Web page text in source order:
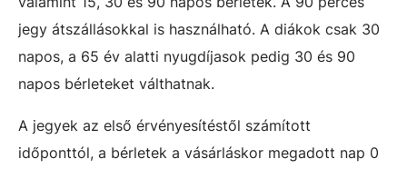
jegy átszállásokkal is használható. A diákok csak 30
napos, a 65 év alatti nyugdíjasok pedig 30 és 90
napos bérleteket válthatnak.
A jegyek az első érvényesítéstől számított
időponttól, a bérletek a vásárláskor megadott nap 0